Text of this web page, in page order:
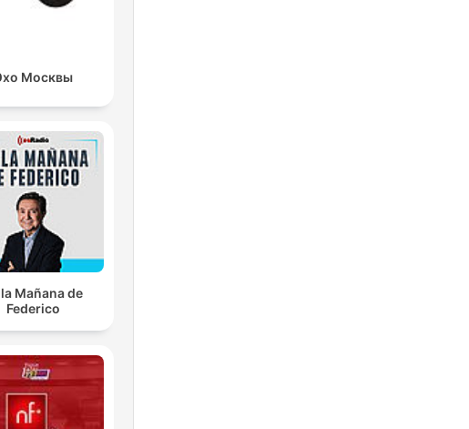
Москвы
la Mañana de
Federico